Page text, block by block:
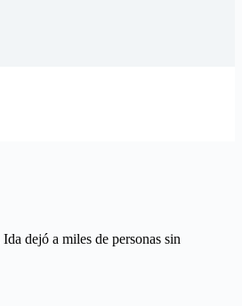
dejó a miles de personas sin